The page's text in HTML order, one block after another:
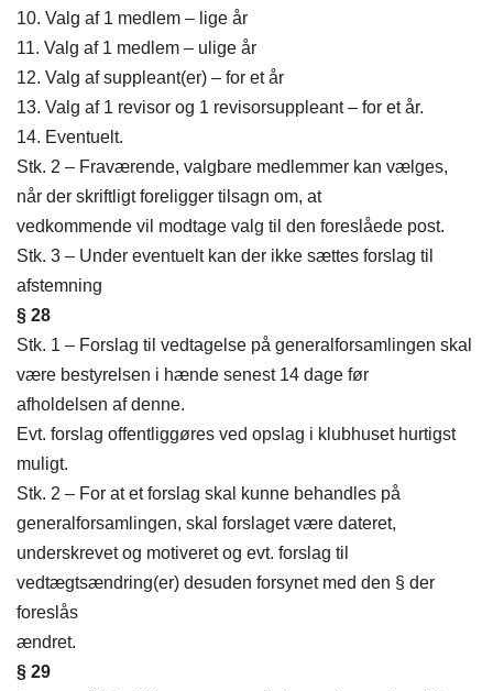
10. Valg af 1 medlem – lige år
11. Valg af 1 medlem – ulige år
12. Valg af suppleant(er) – for et år
13. Valg af 1 revisor og 1 revisorsuppleant – for et år.
14. Eventuelt.
Stk. 2 – Fraværende, valgbare medlemmer kan vælges,
når der skriftligt foreligger tilsagn om, at
vedkommende vil modtage valg til den foreslåede post.
Stk. 3 – Under eventuelt kan der ikke sættes forslag til
afstemning
§ 28
Stk. 1 – Forslag til vedtagelse på generalforsamlingen skal
være bestyrelsen i hænde senest 14 dage før
afholdelsen af denne.
Evt. forslag offentliggøres ved opslag i klubhuset hurtigst
muligt.
Stk. 2 – For at et forslag skal kunne behandles på
generalforsamlingen, skal forslaget være dateret,
underskrevet og motiveret og evt. forslag til
vedtægtsændring(er) desuden forsynet med den § der
foreslås
ændret.
§ 29